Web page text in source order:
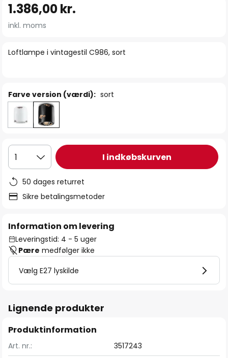
starten
billedgalleriet
Loftlampe i vintagestil C986, sort
1.386,00 kr.
inkl. moms
Farve version (værdi): sort
1 I indkøbskurven
50 dages returret
Sikre betalingsmetoder
Information om levering
Leveringstid: 4 - 5 uger
Pære medfølger ikke
Vælg E27 lyskilde
Lignende produkter
Produktinformation
Art. nr.: 3517243